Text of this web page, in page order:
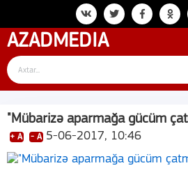
AZADMEDIA
"Mübarizə aparmağa gücüm
+ A - A 5-06-2017, 10:46